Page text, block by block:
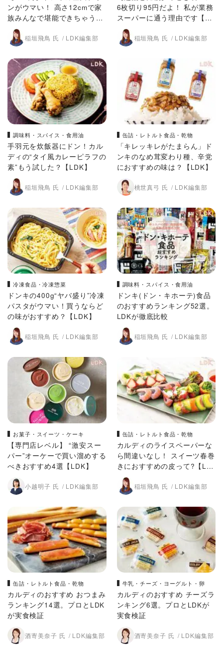
ンがウマい！ 高さ12cmで家
族みんなで堪能できちゃう
【LDK】
稲垣飛鳥 氏 LDK編集部
6枚切り95円だよ！ 私が業務
スーパーに通う理由です【LD
K】
稲垣飛鳥 氏 LDK編集部
調味料・スパイス・食用油
手羽元を炊飯器にドン！カル
ディの“タイ風カレーピラフの
素”もう試した？【LDK】
稲垣飛鳥 氏 LDK編集部
缶詰・レトルト食品・乾物
「キレッキレがたまらん」ド
ンキのなめ茸変わり種、辛党
におすすめの味は？【LDK】
桃世真弓 氏 LDK編集部
冷凍食品・冷凍惣菜
ドンキの400g“ヤバ盛り”冷凍
パスタがウマい！買うならど
の味がおすすめ？【LDK】
稲垣飛鳥 氏 LDK編集部
調味料・スパイス・食用油
ドンキ(ドン・キホーテ)食品
のおすすめランキング52選。
LDKが徹底比較
稲垣飛鳥 氏 LDK編集部
お菓子・スイーツ・ケーキ
【専門店レベル】 “激安スー
パー”オーケーで買い溜めする
べきおすすめ4選【LDK】
小越明子 氏 LDK編集部
缶詰・レトルト食品・乾物
カルディのライスペーパーな
ら間違いなし！ スイーツ春巻
きにおすすめの皮って?【LD
K】
稲垣飛鳥 氏 LDK編集部
缶詰・レトルト食品・乾物
カルディのおすすめ おつまみ
ランキング14選。プロとLDK
が実食検証
酒寄美奈子 氏 LDK編集部
牛乳・チーズ・ヨーグルト・卵
カルディのおすすめ チーズラ
ンキング6選。プロとLDKが
実食検証
酒寄美奈子 氏 LDK編集部